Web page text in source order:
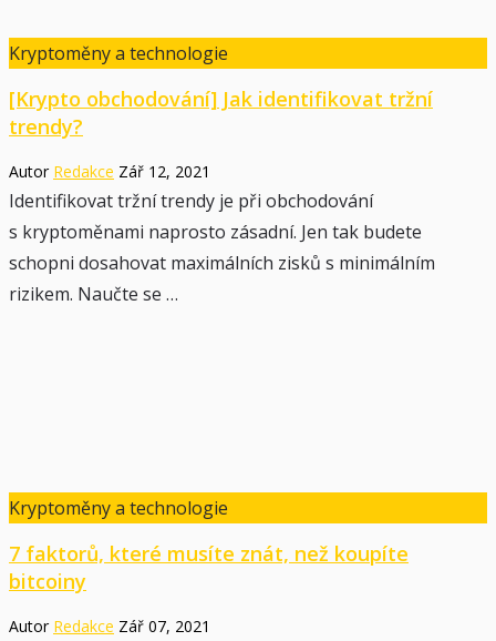
Kryptoměny a technologie
[Krypto obchodování] Jak identifikovat tržní
trendy?
Autor Redakce Zář 12, 2021
Identifikovat tržní trendy je při obchodování
s kryptoměnami naprosto zásadní. Jen tak budete
schopni dosahovat maximálních zisků s minimálním
rizikem. Naučte se …
Kryptoměny a technologie
7 faktorů, které musíte znát, než koupíte
bitcoiny
Autor Redakce Zář 07, 2021